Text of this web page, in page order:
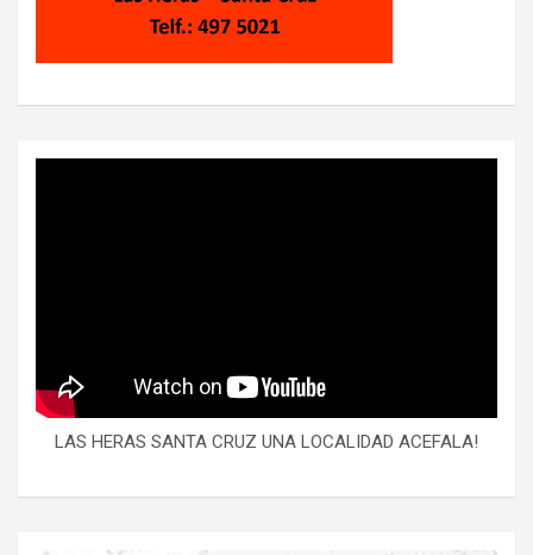
LAS HERAS SANTA CRUZ UNA LOCALIDAD ACEFALA!